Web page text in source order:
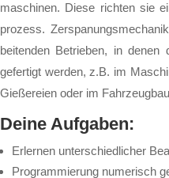
ma­schi­nen. Die­se rich­ten sie
pro­zess.
bei­ten­den Be­trie­ben, in de­nen
ge­fer­tigt wer­den, z.B. im
Gie­ße­rei­en oder im Fahr­zeug­bau
Dei­ne Auf­ga­ben:
Er­ler­nen un­ter­schied­li­cher
Pro­gram­mie­rung nu­me­risch